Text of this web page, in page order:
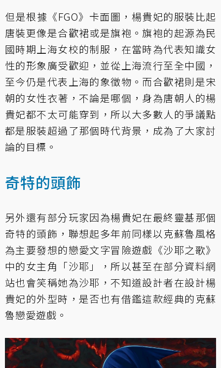
但是根據《FGO》卡面圖，楊貴妃的服裝比起
唐裝更像是合歡裙或是旗袍。旗袍的起源為民
國時期上海女校的制服，在當時為代表知識女
性的形象廣受歡迎，並從上海流行至全中國，
至今仍是代表上海的象徵物。而合歡裙則是宋
朝的女性衣著，不論是哪個，身為唐朝人的楊
貴妃都不太可能穿到，所以大多數人的爭議點
都是服裝超過了那個時代背景，成為了大家討
論的目標。
奇特的頭飾
另外還有部分玩家因為楊貴妃在最終靈基那個
奇特的頭飾，聯想起多年前同樣以克蘇魯風格
為主要發想的戀愛文字冒險遊戲《沙耶之歌》
中的女主角「沙耶」，所以甚至在部分資料網
站也會笑稱她為沙耶，不知道設計者在設計楊
貴妃的外型時，是否也有借鑑這款經典的克蘇
魯戀愛遊戲。